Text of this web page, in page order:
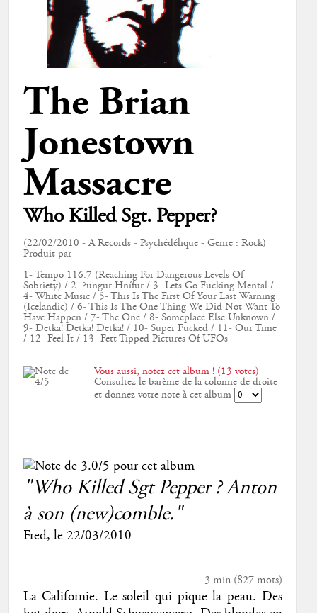
The Brian
Jonestown
Massacre
Who Killed Sgt. Pepper?
(22/02/2010 - A Records - Psychédélique - Genre : Rock)
Produit par
1- Tempo 116.7 (Reaching For Dangerous Levels Of
Sobriety) / 2- ?ungur Hnífur / 3- Lets Go Fucking Mental /
4- White Music / 5- This Is The First Of Your Last Warning
(Icelandic) / 6- This Is The One Thing We Did Not Want To
Have Happen / 7- The One / 8- Someplace Else Unknown /
9- Detka! Detka! Detka! / 10- Super Fucked / 11- Our Time
/ 12- Feel It / 13- Fett Tipped Pictures Of UFOs
Vous aussi, notez cet album ! (13 votes)
Consultez le barème de la colonne de droite
et donnez votre note à cet album
"Who Killed Sgt Pepper ? Anton
à son (new)comble."
Fred, le 22/03/2010
3 min(827mots)
La Californie. Le soleil qui pique la peau. Des